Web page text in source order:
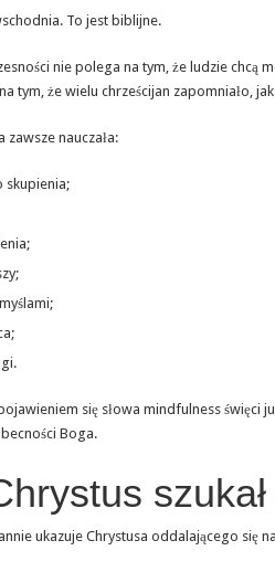
To jest biblijne.
nie polega na tym, że ludzie chcą
tym, że wielu chrześcijan zapomniało,
zawsze nauczała:
skupienia;
się słowa mindfulness święci
Boga.
ukazuje Chrystusa oddalającego się